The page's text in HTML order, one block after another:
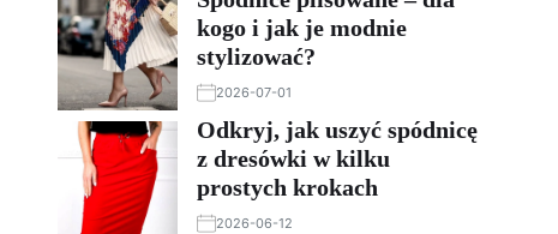
kogo i jak je modnie
stylizować?
2026-07-01
Odkryj, jak uszyć spódnicę
z dresówki w kilku
prostych krokach
2026-06-12